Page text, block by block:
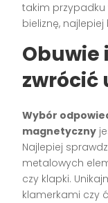
takim
bieliznę, najlepiej
Obuwie
zwrócić
Wybór
magnetyczny
Najlepiej
metalowych
czy klapki.
klamerkami czy